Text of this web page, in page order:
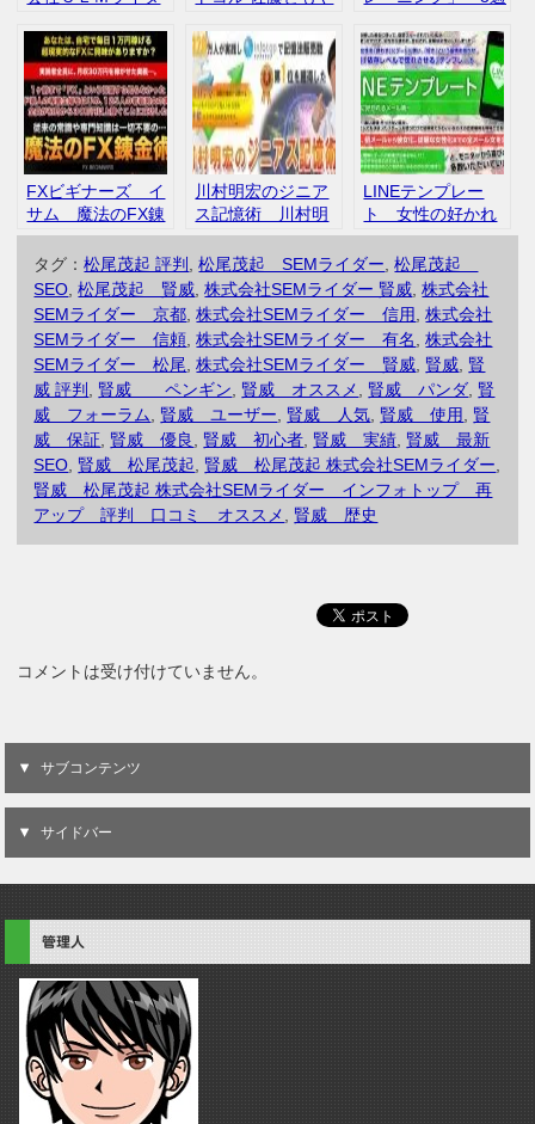
プ 再アップ 評
判 口コミ
つのステップ 吉
田博彦 再アッ
プ インフォトッ
プ
FXビギナーズ イ
サム 魔法のFX錬
金術 評判 口コ
ミ インフォトッ
プ
川村明宏のジニア
ス記憶術 川村明
宏 インフォトッ
プ 口コミ 評判
LINEテンプレー
ト 女性の好かれ
るメール術 上杉
りゅう 再アッ
プ 内容 評判
タグ：松尾茂起 評判 ,松尾茂起 SEMライダー ,松尾茂起
SEO ,松尾茂起 賢威 ,株式会社SEMライダー 賢威 ,株式会社
SEMライダー 京都 ,株式会社SEMライダー 信用 ,株式会社
SEMライダー 信頼 ,株式会社SEMライダー 有名 ,株式会社
SEMライダー 松尾 ,株式会社SEMライダー 賢威 賢威 賢
威 評判
賢威 ペンギン 賢威 オススメ 賢威 パンダ 賢
威 フォーラム
賢威 ユーザー 賢威 人気 賢威 使用
賢
威 保証 賢威 優良 賢威 初心者 賢威 実績 賢威 最新
SEO 賢威 松尾茂起 賢威 松尾茂起 株式会社SEMライダー
賢威 松尾茂起 株式会社SEMライダー インフォトップ 再
アップ 評判 口コミ オススメ
賢威 歴史
コメントは受け付けていません。
サブコンテンツ
サイドバー
管理人